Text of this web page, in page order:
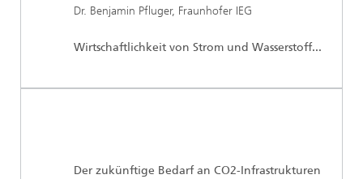
Dr. Benjamin Pfluger, Fraunhofer IEG
Wirtschaftlichkeit von Strom und Wasserstoff...
Der zukünftige Bedarf an CO2-Infrastrukturen